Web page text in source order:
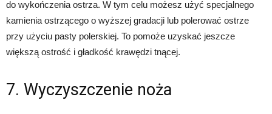
do wykończenia ostrza. W tym celu możesz użyć specjalnego
kamienia ostrzącego o wyższej gradacji lub polerować ostrze
przy użyciu pasty polerskiej. To pomoże uzyskać jeszcze
większą ostrość i gładkość krawędzi tnącej.
7. Wyczyszczenie noża